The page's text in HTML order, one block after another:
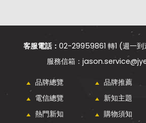
客服電話： 02-29959861 轉1 (週一
品牌總覽 品牌推薦
電信總覽
新知主題
熱門新知
購物須知